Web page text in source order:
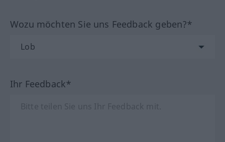
Wozu möchten Sie uns Feedback geben?*
Ihr Feedback*